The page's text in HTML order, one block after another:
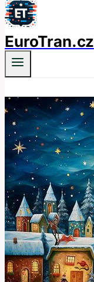
EuroTran.cz